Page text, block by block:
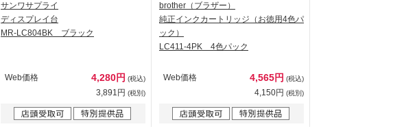
サンワサプライ
ディスプレイ台
MR-LC804BK ブラック
Web価格 4,280円 (税込)
3,891円 (税別)
brother（ブラザー）
純正インクカートリッジ（お徳用4色パ
ック）
LC411-4PK 4色パック
Web価格 4,565円 (税込)
4,150円 (税別)